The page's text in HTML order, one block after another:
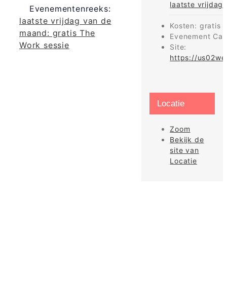
Evenementenreeks:
laatste vrijdag van de
maand: gratis The
Work sessie
laatste vrijdag
Kosten: gratis
Evenement
Site:
https://
Locatie
Zoom
Bekijk de
site van
Locatie